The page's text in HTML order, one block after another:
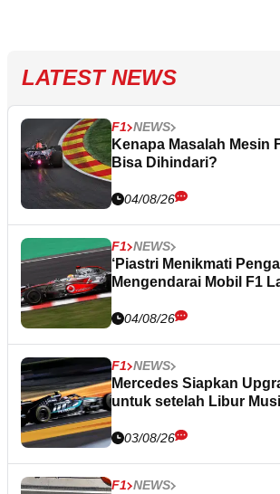
LATEST NEWS
F1 NEWS
Kenapa Masalah Mesin
Bisa Dihindari?
04/08/26
F1 NEWS
‘Piastri Menikmati
Mengendarai Mobil F1
04/08/26
F1 NEWS
Mercedes Siapkan
untuk setelah Libur
03/08/26
F1 NEWS